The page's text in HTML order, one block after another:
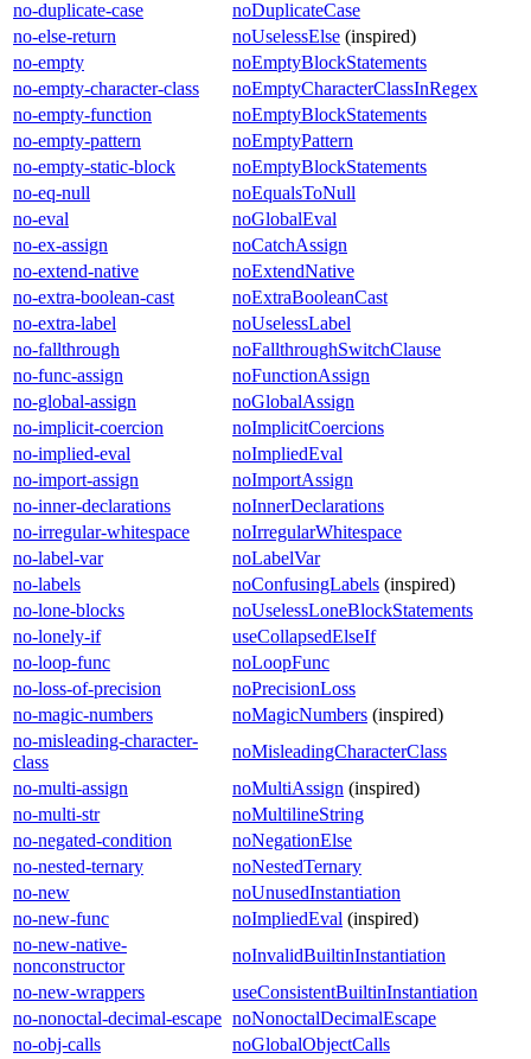
no-duplicate-case
noDuplicateCase
no-else-return
noUselessElse (inspired)
no-empty
noEmptyBlockStatements
no-empty-character-class
noEmptyCharacterClassInRegex
no-empty-function
noEmptyBlockStatements
no-empty-pattern
noEmptyPattern
no-empty-static-block
noEmptyBlockStatements
no-eq-null
noEqualsToNull
no-eval
noGlobalEval
no-ex-assign
noCatchAssign
no-extend-native
noExtendNative
no-extra-boolean-cast
noExtraBooleanCast
no-extra-label
noUselessLabel
no-fallthrough
noFallthroughSwitchClause
no-func-assign
noFunctionAssign
no-global-assign
noGlobalAssign
no-implicit-coercion
noImplicitCoercions
no-implied-eval
noImpliedEval
no-import-assign
noImportAssign
no-inner-declarations
noInnerDeclarations
no-irregular-whitespace
noIrregularWhitespace
no-label-var
noLabelVar
no-labels
noConfusingLabels (inspired)
no-lone-blocks
noUselessLoneBlockStatements
no-lonely-if
useCollapsedElseIf
no-loop-func
noLoopFunc
no-loss-of-precision
noPrecisionLoss
no-magic-numbers
noMagicNumbers (inspired)
no-misleading-character-
class
noMisleadingCharacterClass
no-multi-assign
noMultiAssign (inspired)
no-multi-str
noMultilineString
no-negated-condition
noNegationElse
no-nested-ternary
noNestedTernary
no-new
noUnusedInstantiation
no-new-func
noImpliedEval (inspired)
no-new-native-
nonconstructor
noInvalidBuiltinInstantiation
no-new-wrappers
useConsistentBuiltinInstantiation
no-nonoctal-decimal-escape noNonoctalDecimalEscape
no-obj-calls
noGlobalObjectCalls